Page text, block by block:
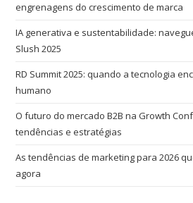
engrenagens do crescimento de marca
IA generativa e sustentabilidade:
Slush 2025
RD Summit 2025: quando a tecnologia
humano
O futuro do mercado B2B na Growth
tendências e estratégias
As tendências de marketing para 2026
agora